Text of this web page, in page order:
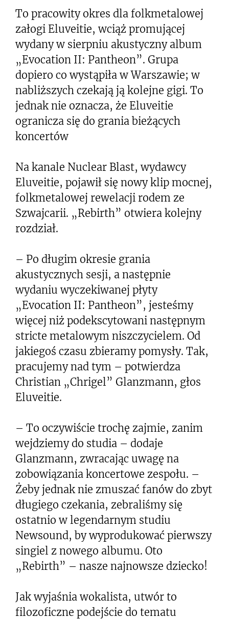
To pracowity okres dla folkmetalowej
załogi Eluveitie, wciąż promującej
wydany w sierpniu akustyczny album
„Evocation II: Pantheon”. Grupa
dopiero co wystąpiła w Warszawie; w
nabliższych czekają ją kolejne gigi. To
jednak nie oznacza, że Eluveitie
ogranicza się do grania bieżących
koncertów
Na kanale Nuclear Blast, wydawcy
Eluveitie, pojawił się nowy klip mocnej,
folkmetalowej rewelacji rodem ze
Szwajcarii. „Rebirth” otwiera kolejny
rozdział.
– Po długim okresie grania
akustycznych sesji, a następnie
wydaniu wyczekiwanej płyty
„Evocation II: Pantheon”, jesteśmy
więcej niż podekscytowani następnym
stricte metalowym niszczycielem. Od
jakiegoś czasu zbieramy pomysły. Tak,
pracujemy nad tym – potwierdza
Christian „Chrigel” Glanzmann, głos
Eluveitie.
– To oczywiście trochę zajmie, zanim
wejdziemy do studia – dodaje
Glanzmann, zwracając uwagę na
zobowiązania koncertowe zespołu. –
Żeby jednak nie zmuszać fanów do zbyt
długiego czekania, zebraliśmy się
ostatnio w legendarnym studiu
Newsound, by wyprodukować pierwszy
singiel z nowego albumu. Oto
„Rebirth” – nasze najnowsze dziecko!
Jak wyjaśnia wokalista, utwór to
filozoficzne podejście do tematu